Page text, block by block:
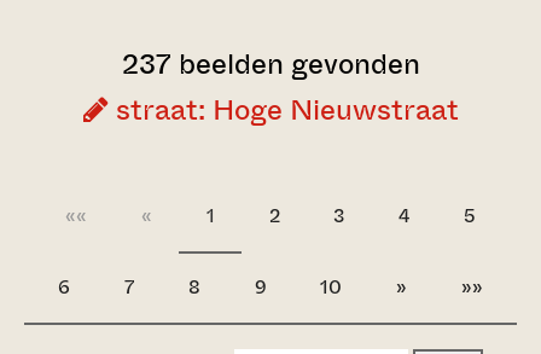
237 beelden gevonden
straat: Hoge Nieuwstraat
«« « 1 2 3 4 5
6 7 8 9 10 » »»